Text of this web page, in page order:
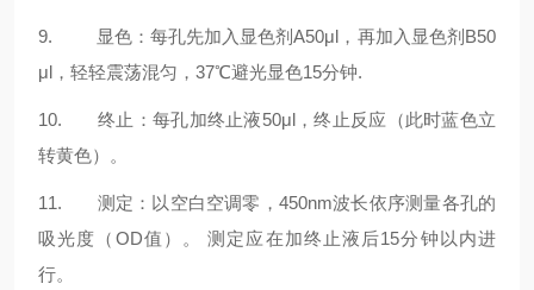
9. 显色：每孔先加入显色剂A50μl，再加入显色剂B50
μl，轻轻震荡混匀，37℃避光显色15分钟.
10. 终止：每孔加终止液50μl，终止反应（此时蓝色立
转黄色）。
11. 测定：以空白空调零，450nm波长依序测量各孔的
吸光度（OD值）。 测定应在加终止液后15分钟以内进
行。